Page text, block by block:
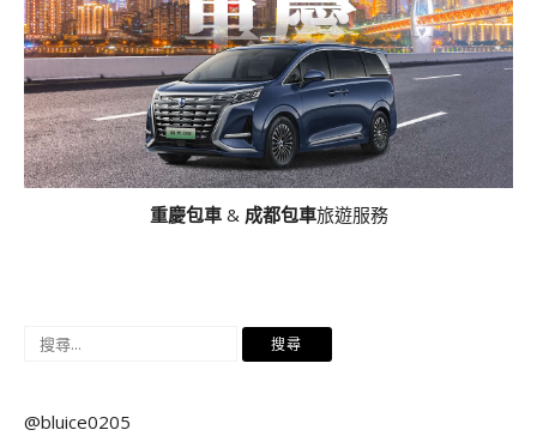
重慶包車& 成都包車旅遊服務
搜
鍵
@bluice0205